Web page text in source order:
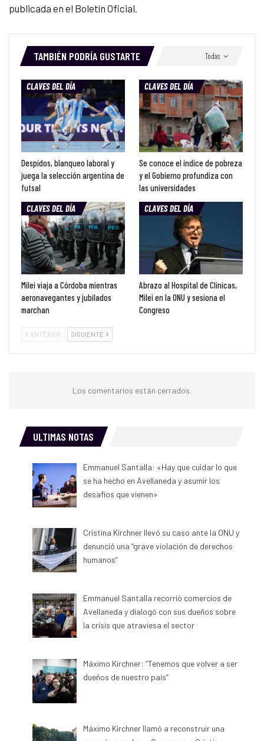
publicada en el Boletín Oficial.
Todas
TAMBIÉN PODRÍA GUSTARTE
CLAVES DEL DÍA
Despidos, blanqueo laboral y
juega la selección argentina de
futsal
CLAVES DEL DÍA
Se conoce el índice de pobreza
y el Gobierno profundiza con
las universidades
CLAVES DEL DÍA
Milei viaja a Córdoba mientras
aeronavegantes y jubilados
marchan
CLAVES DEL DÍA
Abrazo al Hospital de Clínicas,
Milei en la ONU y sesiona el
Congreso
ANTERIOR SIGUIENTE
Los comentarios están cerrados.
ULTIMAS NOTAS
Emmanuel Santalla: «Hay que cuidar lo que
se ha hecho en Avellaneda y asumir los
desafíos que vienen»
Cristina Kirchner llevó su caso ante la ONU y
denunció una “grave violación de derechos
humanos”
Emmanuel Santalla recorrió comercios de
Avellaneda y dialogó con sus dueños sobre
la crisis que atraviesa el sector
Máximo Kirchner: “Tenemos que volver a ser
dueños de nuestro país”
Máximo Kirchner llamó a reconstruir una